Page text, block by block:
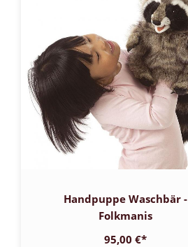
Handpuppe Waschbär -
Folkmanis
95,00 €*